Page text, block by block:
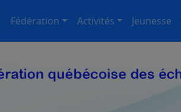
Fédération Activités Jeunesse